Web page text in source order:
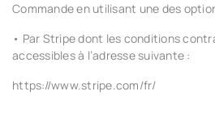
Commande en utilisant une des
• Par Stripe dont les conditions
accessibles à l’adresse suivante :
https://www.stripe.com/fr/